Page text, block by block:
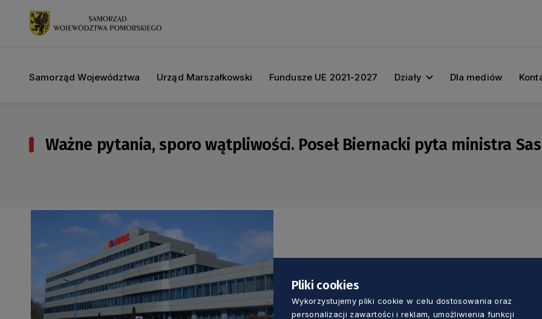
Samorząd Województwa Urząd Marszałkowski Fundusze UE 2021-2027 Działy Dla mediów
Ważne pytania, sporo wątpliwości. Poseł Biernacki pyta ministra
Pliki cookies
Wykorzystujemy pliki cookie w celu dostosowania oraz
personalizacji zawartości i reklam, umożliwienia funkcji